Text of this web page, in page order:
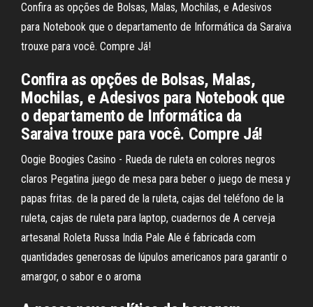
Confira as opções de Bolsas, Malas, Mochilas, e Adesivos
para Notebook que o departamento de Informática da Saraiva
trouxe para você. Compre Já!
Confira as opções de Bolsas, Malas,
Mochilas, e Adesivos para Notebook que
o departamento de Informática da
Saraiva trouxe para você. Compre Já!
Oogie Boogies Casino - Rueda de ruleta en colores negros
claros Pegatina juego de mesa para beber o juego de mesa y
papas fritas. de la pared de la ruleta, cajas del teléfono de la
ruleta, cajas de ruleta para laptop, cuadernos de A cerveja
artesanal Roleta Russa India Pale Ale é fabricada com
quantidades generosas de lúpulos americanos para garantir o
amargor, o sabor e o aroma